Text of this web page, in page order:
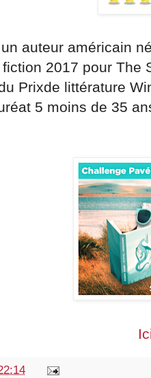
auteur américain
2017 pour The
Prix ​​de littérature
5 moins de 35